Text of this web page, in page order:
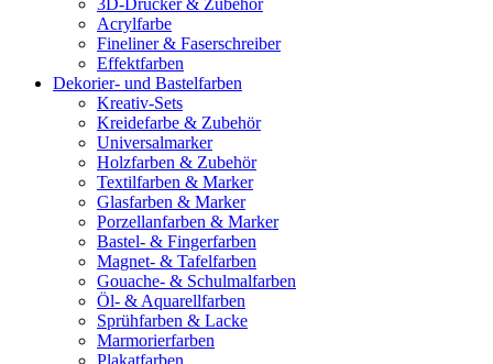
3D-Drucker & Zubehör
Acrylfarbe
Fineliner & Faserschreiber
Effektfarben
Dekorier- und Bastelfarben
Kreativ-Sets
Kreidefarbe & Zubehör
Universalmarker
Holzfarben & Zubehör
Textilfarben & Marker
Glasfarben & Marker
Porzellanfarben & Marker
Bastel- & Fingerfarben
Magnet- & Tafelfarben
Gouache- & Schulmalfarben
Öl- & Aquarellfarben
Sprühfarben & Lacke
Marmorierfarben
Plakatfarben